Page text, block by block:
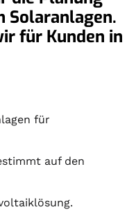
Solaranlagen.
für Kunden in
für
auf den